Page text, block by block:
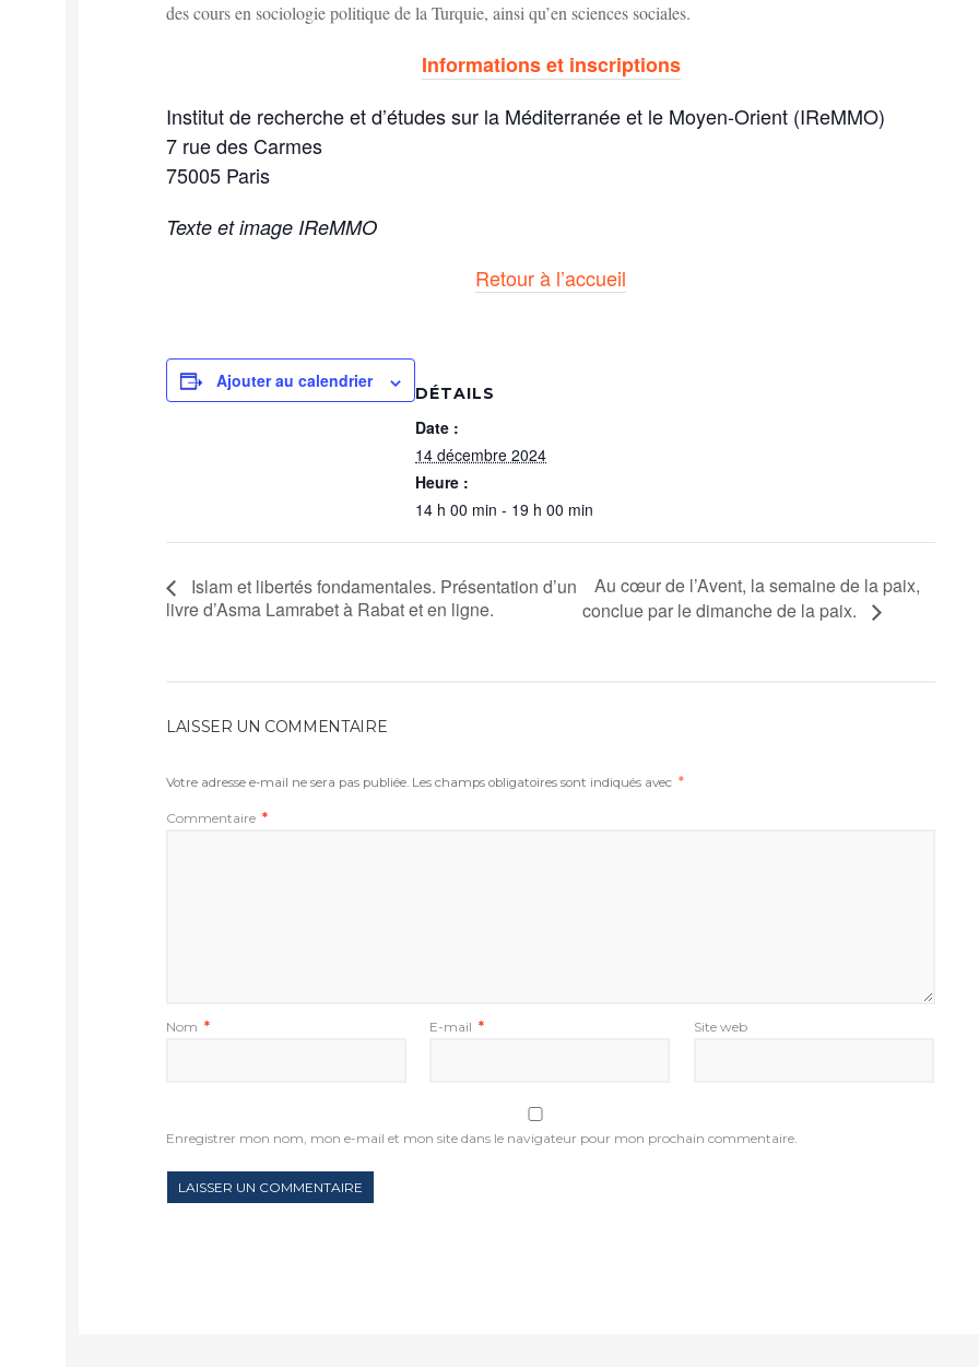
des cours en sociologie politique de la Turquie, ainsi qu’en sciences sociales.
Informations et inscriptions
Institut de recherche et d’études sur la Méditerranée et le Moyen-Orient (IReMMO)
7 rue des Carmes
75005 Paris
Texte et image IReMMO
Retour à l’accueil
Ajouter au calendrier
DÉTAILS
Date :
14 décembre 2024
Heure :
14 h 00 min - 19 h 00 min
Islam et libertés fondamentales. Présentation d’un
livre d’Asma Lamrabet à Rabat et en ligne.
Au cœur de l’Avent, la semaine de la paix,
conclue par le dimanche de la paix.
LAISSER UN COMMENTAIRE
Votre adresse e-mail ne sera pas publiée. Les champs obligatoires sont indiqués avec *
Commentaire *
Nom * E-mail * Site web
Enregistrer mon nom, mon e-mail et mon site dans le navigateur pour mon prochain commentaire.